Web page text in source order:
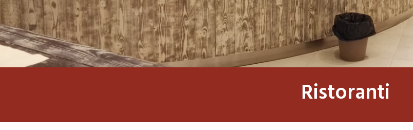
Ristoranti